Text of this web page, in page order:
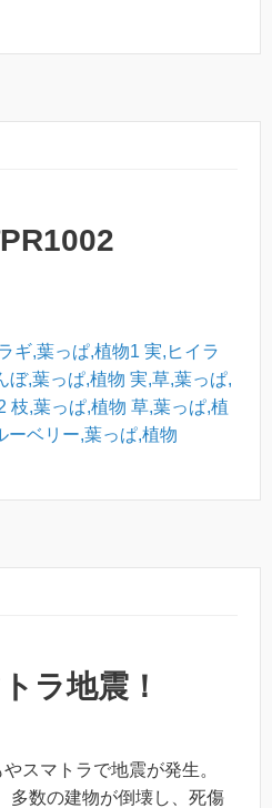
ギ,葉っぱ,植物1 実,ヒイラ
ぼ,葉っぱ,植物 実,草,葉っぱ,
枝,葉っぱ,植物 草,葉っぱ,植
ーベリー,葉っぱ,植物
ラ地震！
スマトラで地震が発生。
多数の建物が倒壊し、死傷